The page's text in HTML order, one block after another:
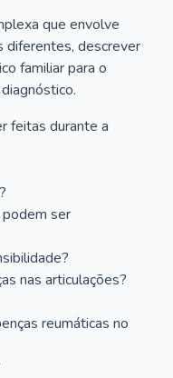
que envolve
diferentes, descrever
familiar para o
feitas durante a
ser
nas articulações?
reumáticas no